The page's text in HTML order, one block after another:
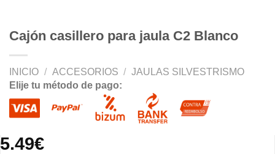
Cajón casillero para jaula C2 Blanco
INICIO / ACCESORIOS / JAULAS SILVESTRISMO
Elije tu método de pago:
5.49€